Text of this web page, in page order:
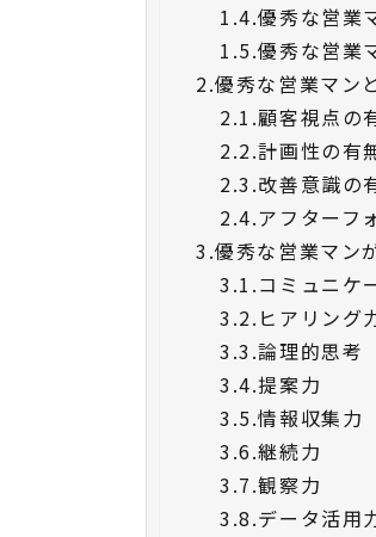
1.4.優秀な営業
1.5.優秀な営業
2.優秀な営業マン
2.1.顧客視点の
2.2.計画性の有
2.3.改善意識の
2.4.アフターフ
3.優秀な営業マン
3.1.コミュニケ
3.2. ヒアリング
3.3.論理的思考
3.4.提案力
3.5.情報収集力
3.6.継続力
3.7.観察力
3.8.データ活用